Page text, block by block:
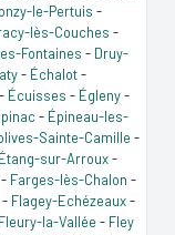
le-Pertuis -
lès-Couches -
Fontaines - Druy-
- Échalot-
- Écuisses - Égleny-
- Épineau-les-
Sainte-Camille -
Étang-sur-Arroux-
- Farges-lès-Chalon -
- Flagey-Echézeaux-
Fleury-la-Vallée - Fley